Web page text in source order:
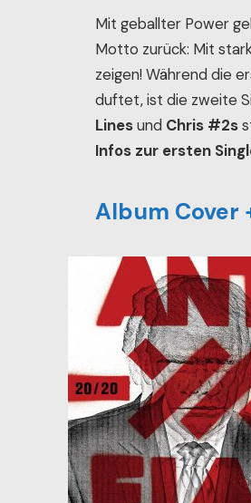
Mit geballter Power
Motto zurück: Mit
zeigen! Während die
duftet, ist die zweite
Linesund Chris #2s
Infos zur ersten
Album Cover